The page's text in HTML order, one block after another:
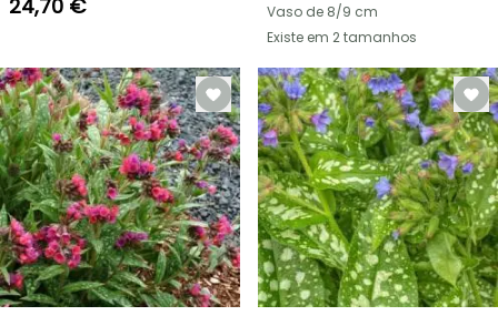
24,70 €
Vaso de 8/9 cm
Existe em 2 tamanhos